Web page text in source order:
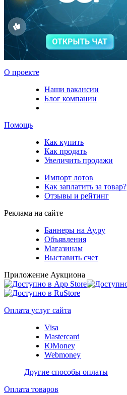
О проекте
Наши вакансии
Блог компании
Помощь
Как купить
Как продать
Увеличить продажи
Импорт лотов
Как заплатить за товар?
Отзывы и рейтинг
Реклама на сайте
Баннеры на Ау.ру
Объявления
Магазинам
Выставить счет
Приложение Аукциона
Оплата услуг сайта
Visa
Mastercard
ЮMoney
Webmoney
Другие способы оплаты
Оплата товаров